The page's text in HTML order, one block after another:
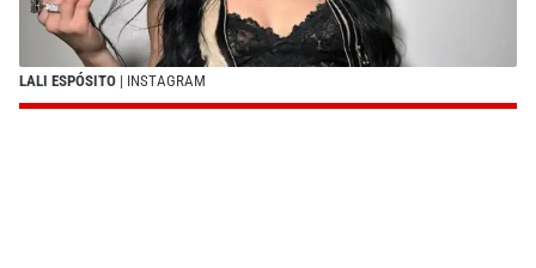
LALI ESPÓSITO | INSTAGRAM